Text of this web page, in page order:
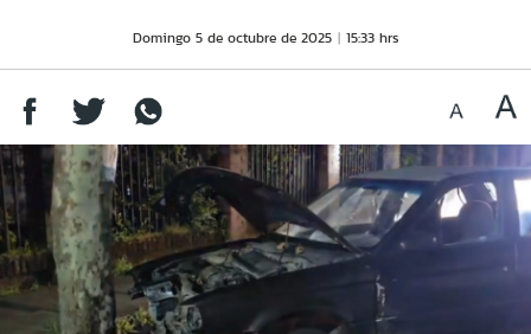
Domingo 5 de octubre de 2025 15:33 hrs